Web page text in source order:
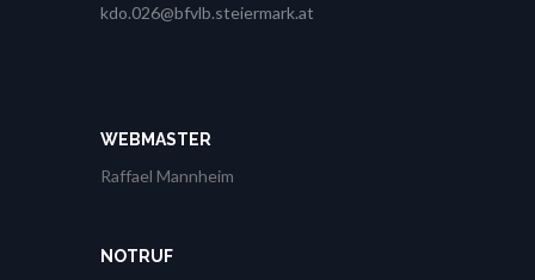
kdo.026@bfvlb.steiermark.at
WEBMASTER
Raffael Mannheim
NOTRUF